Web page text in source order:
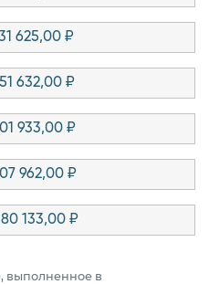
625,00 ₽
632,00 ₽
933,00 ₽
962,00 ₽
133,00 ₽
выполненное в